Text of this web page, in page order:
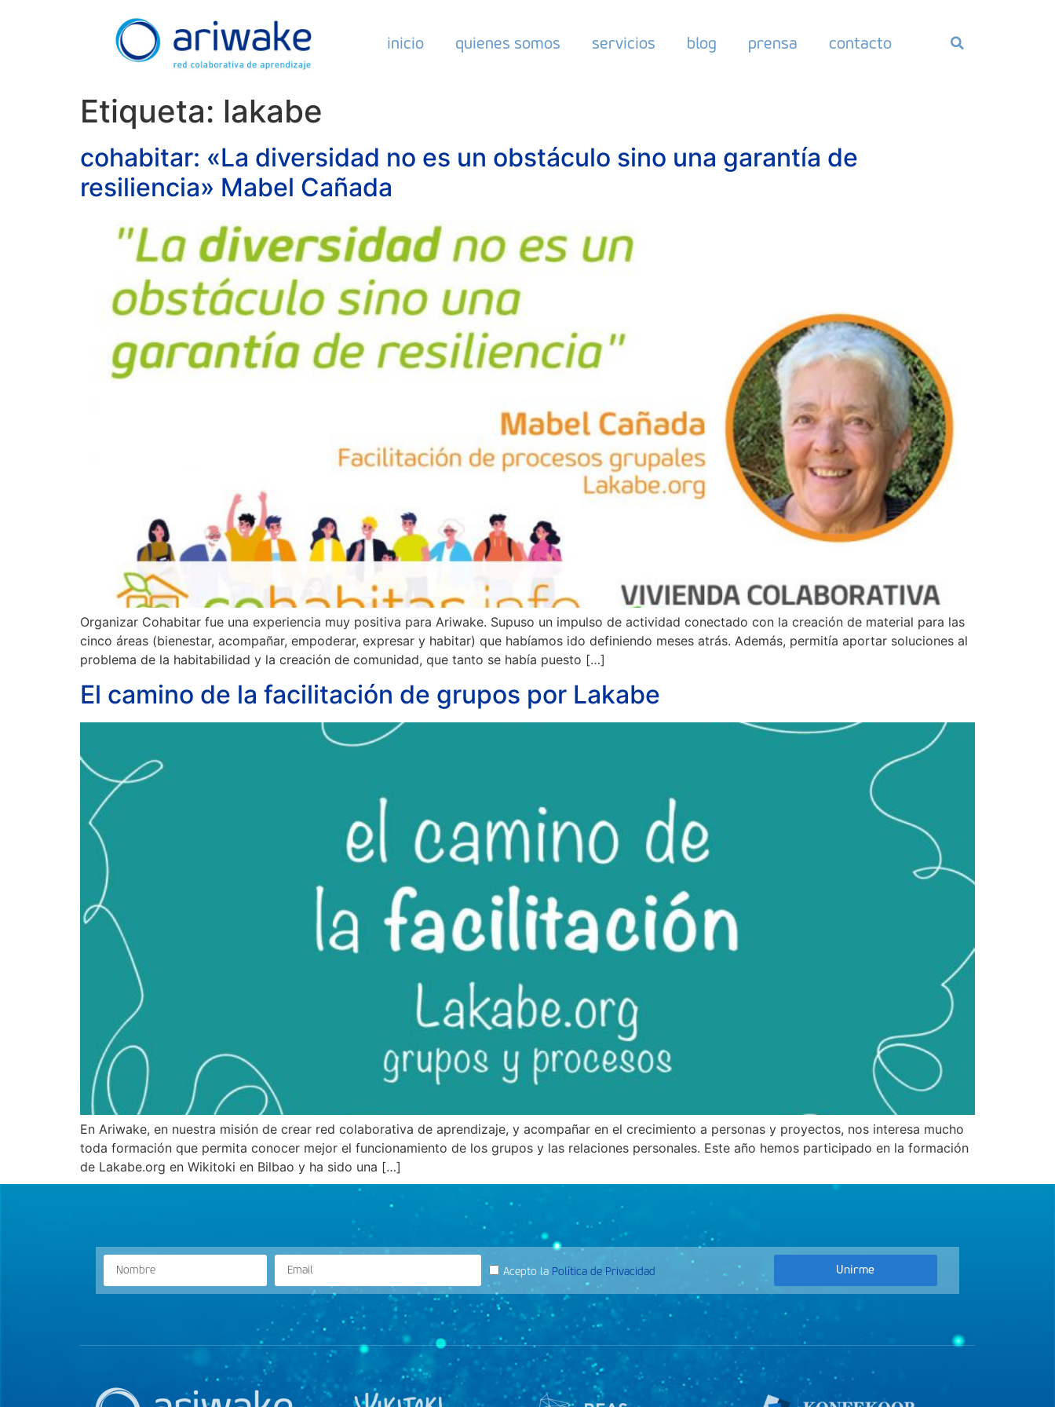
inicio quienes somos servicios blog prensa contacto
Etiqueta: lakabe
cohabitar: «La diversidad no es un obstáculo sino una garantía de
resiliencia» Mabel Cañada
Organizar Cohabitar fue una experiencia muy positiva para Ariwake. Supuso un impulso de actividad conectado con la creación de material para las
cinco áreas (bienestar, acompañar, empoderar, expresar y habitar) que habíamos ido definiendo meses atrás. Además, permitía aportar soluciones al
problema de la habitabilidad y la creación de comunidad, que tanto se había puesto […]
El camino de la facilitación de grupos por Lakabe
En Ariwake, en nuestra misión de crear red colaborativa de aprendizaje, y acompañar en el crecimiento a personas y proyectos, nos interesa mucho
toda formación que permita conocer mejor el funcionamiento de los grupos y las relaciones personales. Este año hemos participado en la formación
de Lakabe.org en Wikitoki en Bilbao y ha sido una […]
Acepto la Política de Privacidad Unirme